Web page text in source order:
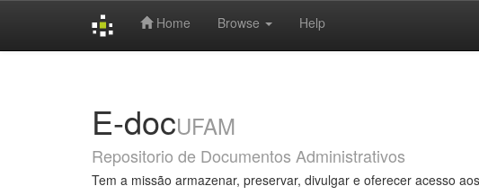
Home Browse Help
E-docUFAM
Repositorio de Documentos Administrativos
Tem a missão armazenar, preservar, divulgar e oferecer acesso